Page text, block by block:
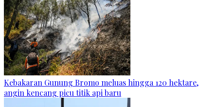
Kebakaran Gunung Bromo meluas hingga 120 hektare,
angin kencang picu titik api baru